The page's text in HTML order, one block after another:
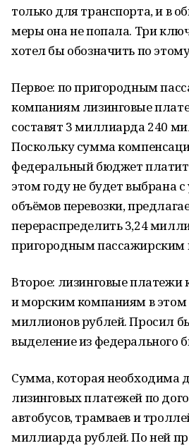
только для транспорта, и в
меры она не попала. Три
хотел бы обозначить по
Первое: по пригородным
компаниям лизинговые
составят 3 миллиарда 240
Поскольку сумма
федеральный бюджет платит
этом году не будет выбрана
объёмов перевозки,
перераспределить 3,24
пригородным пассажирским
Второе: лизинговые
и морским компаниям в этом
миллионов рублей. Просил
выделение из федерального
Сумма, которая необходима
лизинговых платежей по
автобусов, трамваев и
миллиарда рублей. По ней